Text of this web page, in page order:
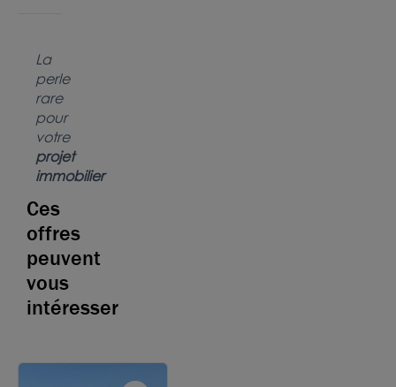
La
perle
rare
pour
votre
projet
immobilier
Ces
offres
peuvent
vous
intéresser